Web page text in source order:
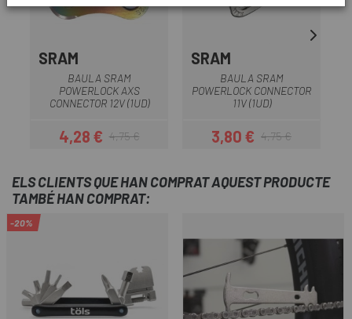
SRAM
BAULA SRAM
POWERLOCK AXS
CONNECTOR 12V (1UD)
Preu
4,28 €Preu regular
4,75 €
SRAM
BAULA SRAM
POWERLOCK CONNECTOR
11V (1UD)
Preu
3,80 €Preu regular
4,75 €
ELS CLIENTS QUE HAN COMPRAT AQUEST PRODUCTE
TAMBÉ HAN COMPRAT:
-20%